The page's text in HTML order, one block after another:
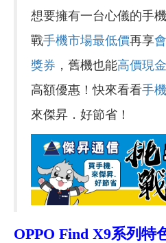
想要擁有一台心儀的手
戰手機市場最低價再享
獎券 ，舊機也能高價現
高額優惠！快來看看手
來傑昇．好節省！
OPPO Find X9系列特